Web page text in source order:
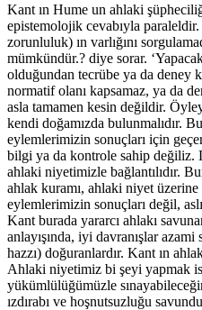
Kant ın Hume un ahlaki
epistemolojik cevabıyla paraleldir.
zorunluluk) ın varlığını
mümkündür.? diye sorar.
olduğundan tecrübe ya da deney
normatif olanı kapsamaz, ya da
asla tamamen kesin değildir.
kendi doğamızda bulunmalıdır.
eylemlerimizin sonuçları için
bilgi ya da kontrole sahip değiliz.
ahlaki niyetimizle bağlantılıdır.
ahlak kuramı, ahlaki niyet
eylemlerimizin sonuçları değil,
Kant burada yararcı ahlakı
anlayışında, iyi davranışlar
hazzı) doğuranlardır. Kant ın
Ahlaki niyetimiz bi şeyi yapmak
yükümlülüğümüzle
ızdırabı ve hoşnutsuzluğu